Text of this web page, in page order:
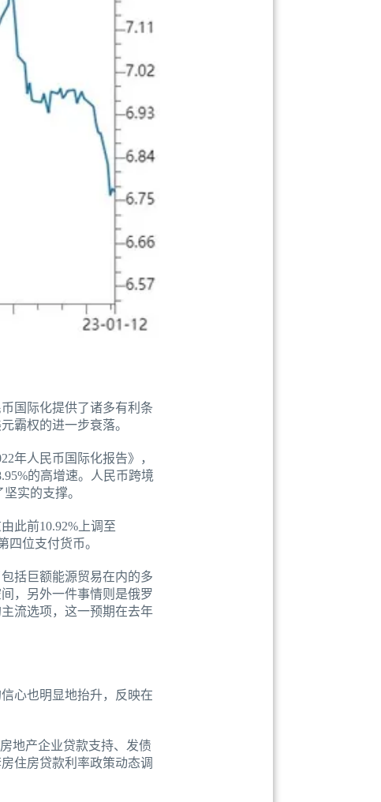
国际化提供了诸多有利条
霸权的进一步衰落。
年人民币国际化报告》，
的高增速。人民币跨境
实的支撑。
此前10.92%上调至
四位支付货币。
括巨额能源贸易在内的多
，另外一件事情则是俄罗
流选项，这一预期在去年
心也明显地抬升，反映在
地产企业贷款支持、发债
住房贷款利率政策动态调